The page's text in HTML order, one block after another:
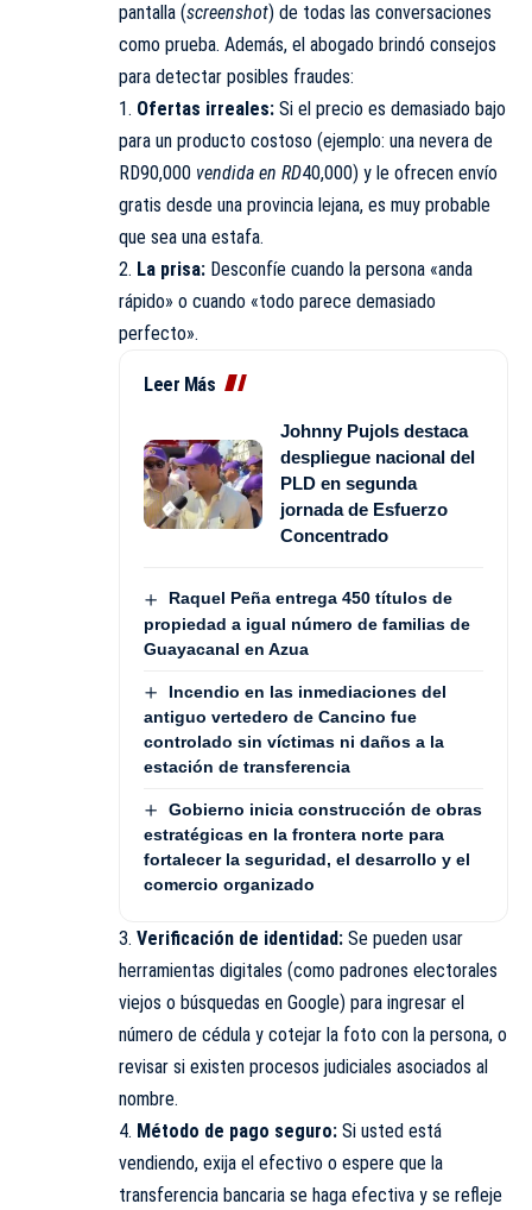
pantalla (screenshot) de todas las conversaciones
como prueba. Además, el abogado brindó consejos
para detectar posibles fraudes:
1. Ofertas irreales: Si el precio es demasiado bajo
para un producto costoso (ejemplo: una nevera de
RD90,000 vendida en RD40,000) y le ofrecen envío
gratis desde una provincia lejana, es muy probable
que sea una estafa.
2. La prisa: Desconfíe cuando la persona «anda
rápido» o cuando «todo parece demasiado
perfecto».
Leer Más
Johnny Pujols destaca
despliegue nacional del
PLD en segunda
jornada de Esfuerzo
Concentrado
Raquel Peña entrega 450 títulos de
propiedad a igual número de familias de
Guayacanal en Azua
Incendio en las inmediaciones del
antiguo vertedero de Cancino fue
controlado sin víctimas ni daños a la
estación de transferencia
Gobierno inicia construcción de obras
estratégicas en la frontera norte para
fortalecer la seguridad, el desarrollo y el
comercio organizado
3. Verificación de identidad: Se pueden usar
herramientas digitales (como padrones electorales
viejos o búsquedas en Google) para ingresar el
número de cédula y cotejar la foto con la persona, o
revisar si existen procesos judiciales asociados al
nombre.
4. Método de pago seguro: Si usted está
vendiendo, exija el efectivo o espere que la
transferencia bancaria se haga efectiva y se refleje